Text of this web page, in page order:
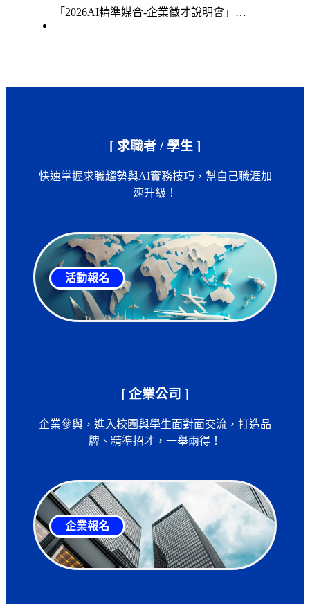
「2026AI精準媒合-企業徵才說明會」…
[ 求職者 / 學生 ]
快速掌握求職趨勢與AI實務技巧，幫自己職涯加
速升級！
活動報名
[ 企業公司 ]
企業參與，進入校園與學生面對面交流，打造品
牌、精準招才，一舉兩得！
企業報名